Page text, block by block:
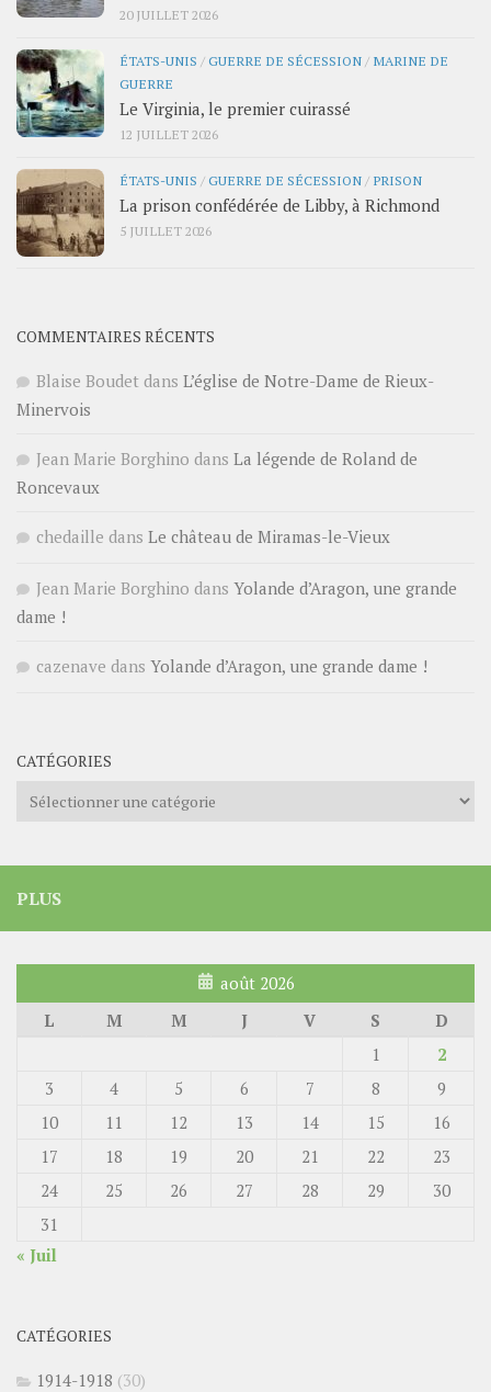
20 JUILLET 2026
ÉTATS-UNIS /GUERRE DE SÉCESSION / MARINE DE
GUERRE
Le Virginia, le premier cuirassé
12 JUILLET 2026
ÉTATS-UNIS /GUERRE DE SÉCESSION / PRISON
La prison confédérée de Libby, à Richmond
5 JUILLET 2026
COMMENTAIRES RÉCENTS
Blaise Boudet dans L’église de Notre-Dame de Rieux-
Minervois
Jean Marie Borghino dans La légende de Roland de
Roncevaux
chedaille dans Le château de Miramas-le-Vieux
Jean Marie Borghino dans Yolande d’Aragon, une grande
dame !
cazenave dans Yolande d’Aragon, une grande dame !
CATÉGORIES
Catégories
PLUS
août 2026
L
M M J V S
D
1
2
3
4 5 6 7 8
9
10
11 12 13 14 15
16
17
18 19 20 21 22
23
24
25 26 27 28 29
30
31
« Juil
CATÉGORIES
1914-1918 (30)